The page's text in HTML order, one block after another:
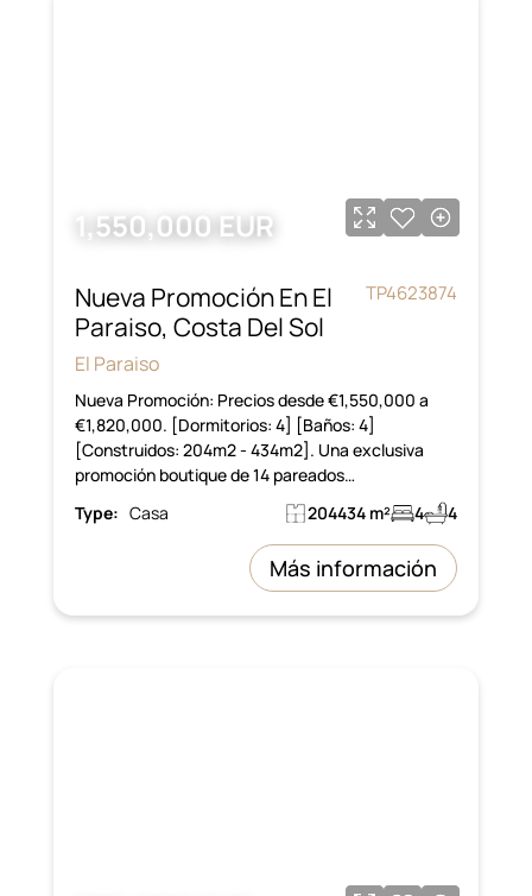
1,550,000 EUR
Nueva Promoción En El
Paraiso, Costa Del Sol
TP4623874
El Paraiso
Nueva Promoción: Precios desde €1,550,000 a
€1,820,000. [Dormitorios: 4] [Baños: 4]
[Construidos: 204m2 - 434m2]. Una exclusiva
promoción boutique de 14 pareados…
Type: Casa 204434 m² 4 4
Más información